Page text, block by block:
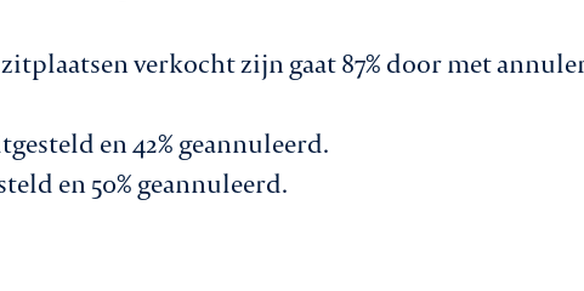
verkocht zijn gaat 87% door met
en 42% geannuleerd.
en 50% geannuleerd.